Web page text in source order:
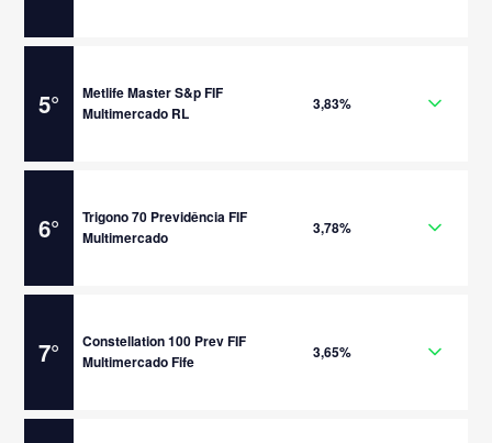
5°
Metlife Master S&p FIF
Multimercado RL
3,83%
6°
Trigono 70 Previdência FIF
Multimercado
3,78%
7°
Constellation 100 Prev FIF
Multimercado Fife
3,65%